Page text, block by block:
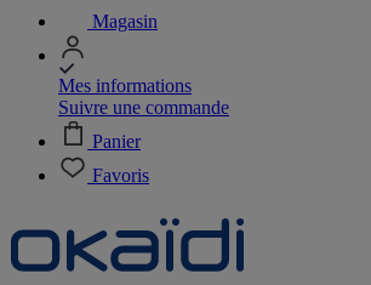
Magasin
Mes informations
Suivre une commande
Panier
Favoris